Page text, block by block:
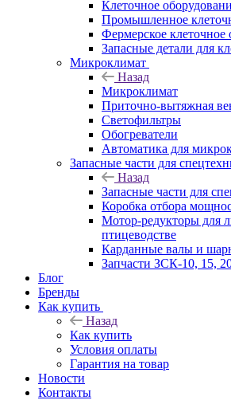
Клеточное
Промышленное
Фермерское клеточное
Запасные детали для
Микроклимат
Назад
Микроклимат
Приточно-вытяжная
Светофильтры
Обогреватели
Автоматика для
Запасные части для
Назад
Запасные части для
Коробка отбора
Мотор-редукторы для
птицеводстве
Карданные валы и
Запчасти ЗСК-10, 15,
Блог
Бренды
Как купить
Назад
Как купить
Условия оплаты
Гарантия на товар
Новости
Контакты